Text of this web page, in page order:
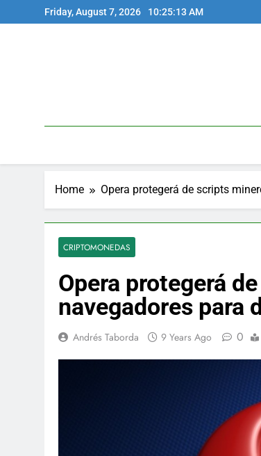
to
Friday, August 7, 2026 10:25:14 AM
Home Opera protegerá de scripts
CRIPTOMONEDAS
Opera protegerá
navegadores para
Andrés Taborda 9 Years Ago 0